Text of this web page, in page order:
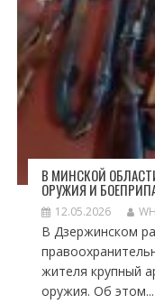
В МИНСКОЙ
ОРУЖИЯ И
12.05.2026
В Дзержинском
жителя крупный
оружия. Об этом...